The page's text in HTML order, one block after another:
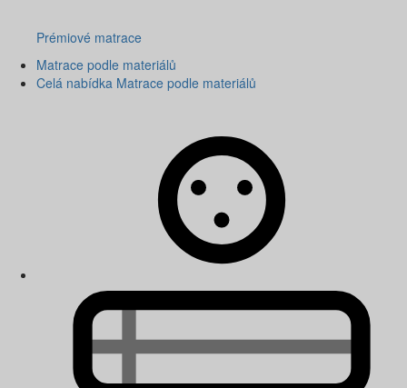
Prémiové matrace
Matrace podle materiálů
Celá nabídka Matrace podle materiálů